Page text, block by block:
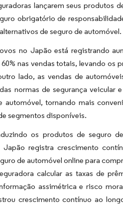
lançarem seus produtos
obrigatório de
de seguro de automóvel.
no Japão está registrando
nas vendas totais, levando os
lado, as vendas de
normas de segurança veicular
tornando mais
segmentos disponíveis.
os produtos de seguro
registra crescimento
de automóvel online para
calcular as taxas de
assimétrica e risco
crescimento contínuo ao